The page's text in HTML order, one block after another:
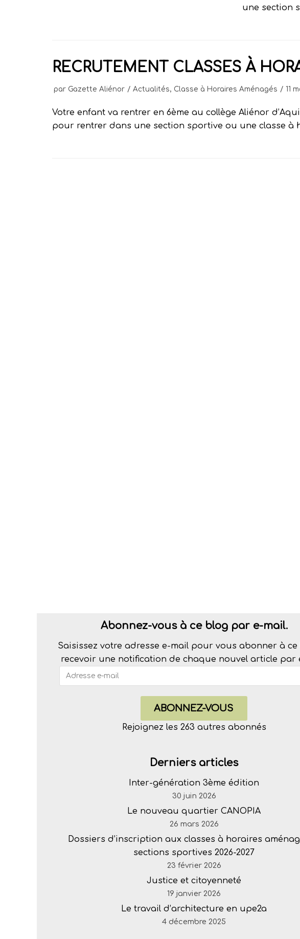
une section
RECRUTEMENT CLASSES À
par Gazette Aliénor Actualités, Classe à Horaires Aménagés 11
Votre enfant va rentrer en 6ème au collège Aliénor
pour rentrer dans une section sportive ou une classe à
Abonnez-vous à ce blog par e-mail.
Saisissez votre adresse e-mail pour vous abonner à
recevoir une notification de chaque nouvel article par
ABONNEZ-VOUS
Rejoignez les 263 autres abonnés
Derniers articles
Inter-génération 3ème édition
30 juin 2026
Le nouveau quartier CANOPIA
26 mars 2026
Dossiers d’inscription aux classes à horaires
sections sportives 2026-2027
23 février 2026
Justice et citoyenneté
19 janvier 2026
Le travail d’architecture en upe2a
4 décembre 2025